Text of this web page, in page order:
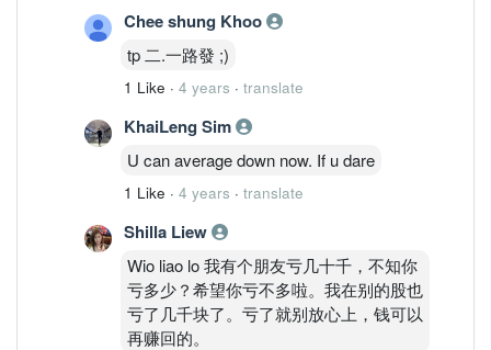
Chee shung Khoo
tp 二.一路發 ;)
1 Like · 4 years · translate
KhaiLeng Sim
U can average down now. If u dare
1 Like · 4 years · translate
Shilla Liew
Wio liao lo 我有个朋友亏几十千，不知你
亏多少？希望你亏不多啦。我在别的股也
亏了几千块了。亏了就别放心上，钱可以
再赚回的。